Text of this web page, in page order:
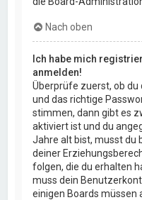
Nach oben
Ich habe mich
anmelden!
Überprüfe zuerst, ob
und das richtige
stimmen, dann gibt es
aktiviert ist und du
Jahre alt bist, musst du
deiner
folgen, die du erhalten
muss dein
einigen Boards müssen